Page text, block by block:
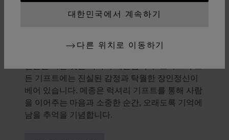
대한민국에서 계속하기
다른 위치로 이동하기
선물의 미학
든 기프트에는 진실된 감정과 탁월한 장인정신이
베어 있습니다. 메종은 럭셔리 기프트를 통해 사람
을 이어주는 마음과 소중한 순간, 오래도록 기억에
남을 추억을 기념합니다.